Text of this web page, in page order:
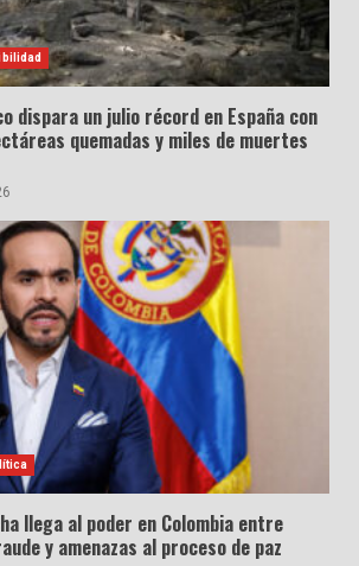
dispara un julio récord en España con
quemadas y miles de muertes
llega al poder en Colombia entre
y amenazas al proceso de paz